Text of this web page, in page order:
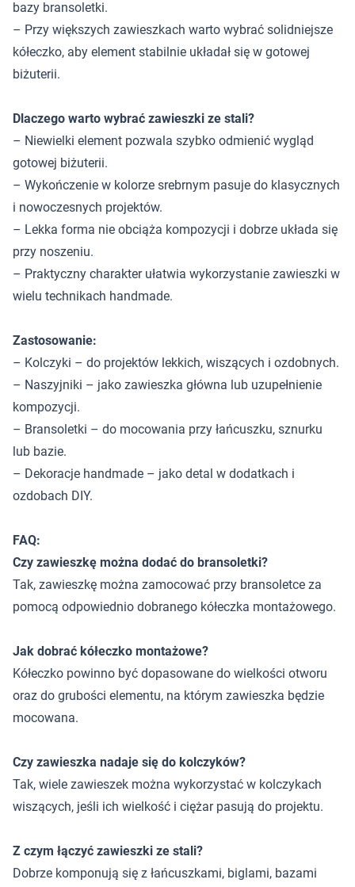
bazy bransoletki.
– Przy większych zawieszkach warto wybrać solidniejsze
kółeczko, aby element stabilnie układał się w gotowej
biżuterii.
Dlaczego warto wybrać zawieszki ze stali?
– Niewielki element pozwala szybko odmienić wygląd
gotowej biżuterii.
– Wykończenie w kolorze srebrnym pasuje do klasycznych
i nowoczesnych projektów.
– Lekka forma nie obciąża kompozycji i dobrze układa się
przy noszeniu.
– Praktyczny charakter ułatwia wykorzystanie zawieszki w
wielu technikach handmade.
Zastosowanie:
– Kolczyki – do projektów lekkich, wiszących i ozdobnych.
– Naszyjniki – jako zawieszka główna lub uzupełnienie
kompozycji.
– Bransoletki – do mocowania przy łańcuszku, sznurku
lub bazie.
– Dekoracje handmade – jako detal w dodatkach i
ozdobach DIY.
FAQ:
Czy zawieszkę można dodać do bransoletki?
Tak, zawieszkę można zamocować przy bransoletce za
pomocą odpowiednio dobranego kółeczka montażowego.
Jak dobrać kółeczko montażowe?
Kółeczko powinno być dopasowane do wielkości otworu
oraz do grubości elementu, na którym zawieszka będzie
mocowana.
Czy zawieszka nadaje się do kolczyków?
Tak, wiele zawieszek można wykorzystać w kolczykach
wiszących, jeśli ich wielkość i ciężar pasują do projektu.
Z czym łączyć zawieszki ze stali?
Dobrze komponują się z łańcuszkami, biglami, bazami